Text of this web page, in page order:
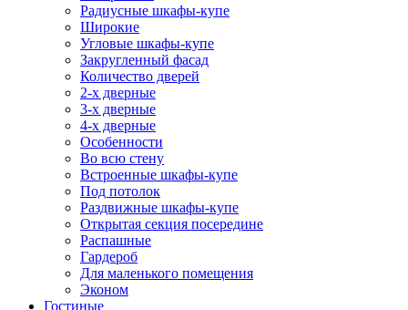
Радиусные шкафы-купе
Широкие
Угловые шкафы-купе
Закругленный фасад
Количество дверей
2-х дверные
3-х дверные
4-х дверные
Особенности
Во всю стену
Встроенные шкафы-купе
Под потолок
Раздвижные шкафы-купе
Открытая секция посередине
Распашные
Гардероб
Для маленького помещения
Эконом
Гостиные